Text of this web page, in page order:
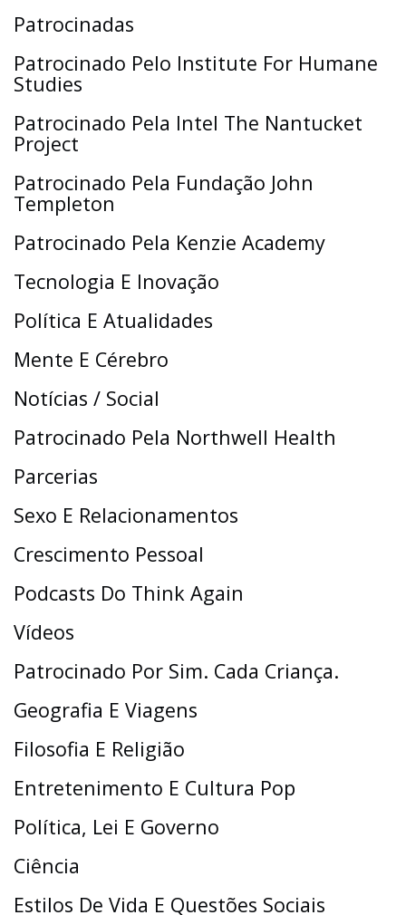
Patrocinadas
Patrocinado Pelo Institute For Humane
Studies
Patrocinado Pela Intel The Nantucket
Project
Patrocinado Pela Fundação John
Templeton
Patrocinado Pela Kenzie Academy
Tecnologia E Inovação
Política E Atualidades
Mente E Cérebro
Notícias / Social
Patrocinado Pela Northwell Health
Parcerias
Sexo E Relacionamentos
Crescimento Pessoal
Podcasts Do Think Again
Vídeos
Patrocinado Por Sim. Cada Criança.
Geografia E Viagens
Filosofia E Religião
Entretenimento E Cultura Pop
Política, Lei E Governo
Ciência
Estilos De Vida E Questões Sociais